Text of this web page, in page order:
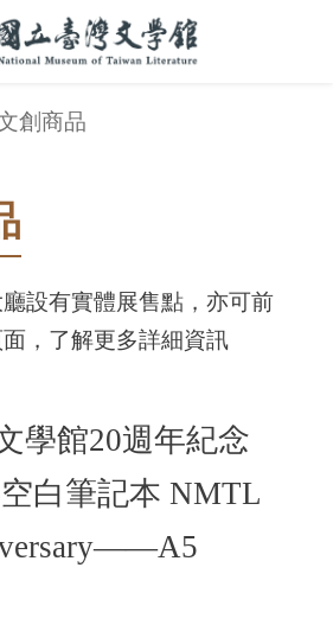
創商品
設有實體展售點，亦可前
面，了解更多詳細資訊
學館20週年紀念
白筆記本 NMTL